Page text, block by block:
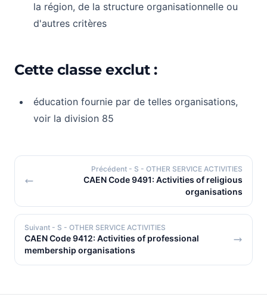
la région, de la structure organisationnelle ou
d'autres critères
Cette classe exclut :
éducation fournie par de telles organisations,
voir la division 85
Précédent - S - OTHER SERVICE ACTIVITIES
CAEN Code 9491: Activities of religious
organisations
Suivant - S - OTHER SERVICE ACTIVITIES
CAEN Code 9412: Activities of professional
membership organisations